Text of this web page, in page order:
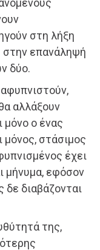
στη λήξη
στην επανάληψή
δύο.
αλλάξουν
μόνο ο ένας
μόνος, στάσιμος
έχει
μήνυμα, εφόσον
δε διαβάζονται
της,